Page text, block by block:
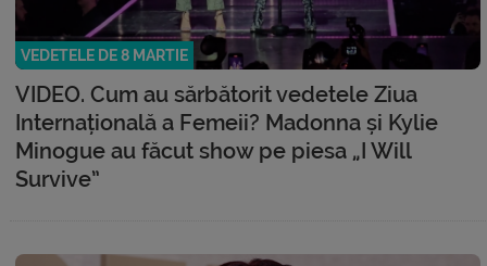
VEDETELE DE 8 MARTIE
VIDEO. Cum au sărbătorit vedetele Ziua
Internațională a Femeii? Madonna și Kylie
Minogue au făcut show pe piesa „I Will
Survive”